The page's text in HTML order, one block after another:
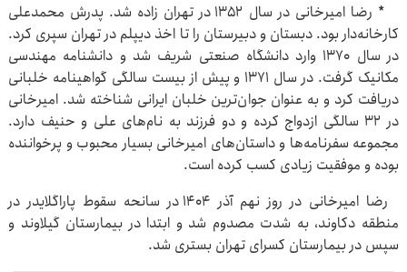
* رضا امیرخانی در سال ۱۳۵۲ در تهران زاده شد. پدرش محمدعلی
کارخانه‌دار بود. دبستان و دبیرستان را تا اخذ دیپلم در تهران سپری کرد.
در سال ۱۳۷۰ وارد دانشگاه صنعتی شریف شد و دانشنامه مهندسی
مکانیک گرفت. در سال ۱۳۷۱ و پیش از بیست سالگی گواهینامه خلبانی
دریافت کرد و به‌ عنوان جوان‌ترین خلبان ایرانی شناخته شد. امیرخانی
در ۳۲ سالگی ازدواج کرده و دو فرزند به نام‌های علی و حنیف دارد.
مجموعه سفرنامه‌ها و داستان‌های امیرخانی بسیار محبوب و پرخواننده
بوده و موفقیت زیادی کسب کرده است.
رضا امیرخانی در روز نهم آذر ۱۴۰۴ در سانحه سقوط پاراگلایدر در
منطقه دکاوند، به شدت مصدوم شد و ابتدا در بیمارستان گیلاوند و
سپس در بیمارستان کسرای تهران بستری شد.